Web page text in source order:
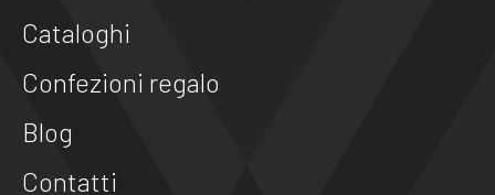
Cataloghi
Confezioni regalo
Blog
Contatti